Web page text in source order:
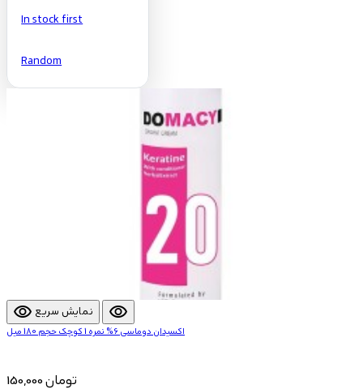
In stock first
Random
visibility نمایش سریع visibility
اکسیدان دوماسی 6% نمره 1 کوچک حجم 180 میل
150,000 تومان